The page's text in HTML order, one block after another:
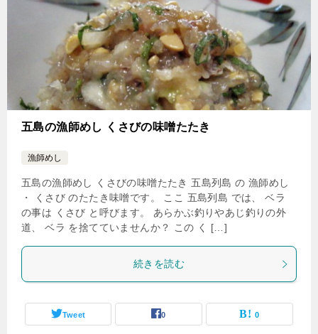
五島の漁師めし くさびの味噌たたき
漁師めし
五島の漁師めし くさびの味噌たたき 五島列島 の 漁師めし
・ くさび のたたき味噌です。 ここ 五島列島 では、 ベラ
の事は くさび と呼びます。 あらかぶ釣りやあじ釣りの外
道、 ベラ を捨てていませんか？ この く […]
続きを読む
Tweet 0 0